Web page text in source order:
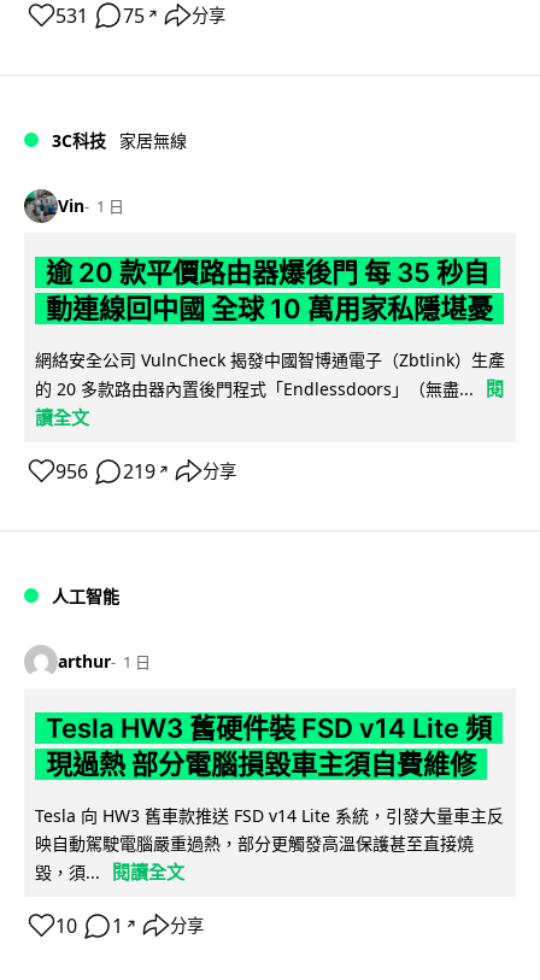
531 75 ↗ 分享
3C科技 家居無線
Vin 1 日
逾 20 款平價路由器爆後門 每 35 秒自
動連線回中國 全球 10 萬用家私隱堪憂
網絡安全公司 VulnCheck 揭發中國智博通電子（Zbtlink）生產
的 20 多款路由器內置後門程式「Endlessdoors」（無盡...
閱
讀全文
956 219 ↗ 分享
人工智能
arthur 1 日
Tesla HW3 舊硬件裝 FSD v14 Lite 頻
現過熱 部分電腦損毀車主須自費維修
Tesla 向 HW3 舊車款推送 FSD v14 Lite 系統，引發大量車主反
映自動駕駛電腦嚴重過熱，部分更觸發高溫保護甚至直接燒
毀，須...
閱讀全文
10 1 ↗ 分享